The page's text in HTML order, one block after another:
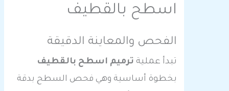
اسطح بالقطيف
الفحص والمعاينة الدقيقة
تبدأ عمليةترميم اسطح بالقطيف
بخطوة أساسية وهي فحص السطح بدقة